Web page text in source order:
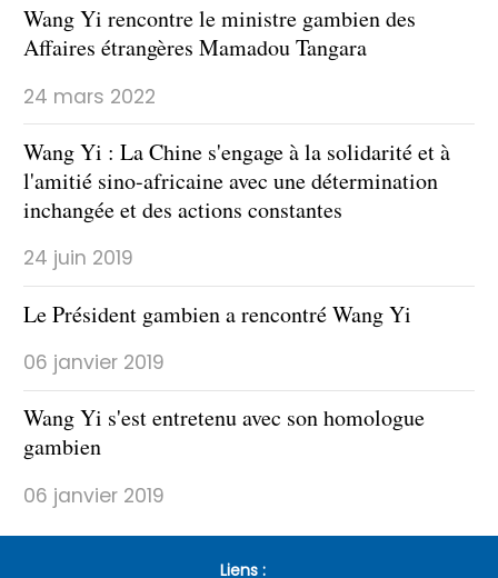
Wang Yi rencontre le ministre gambien des
Affaires étrangères Mamadou Tangara
24 mars 2022
Wang Yi : La Chine s'engage à la solidarité et à
l'amitié sino-africaine avec une détermination
inchangée et des actions constantes
24 juin 2019
Le Président gambien a rencontré Wang Yi
06 janvier 2019
Wang Yi s'est entretenu avec son homologue
gambien
06 janvier 2019
Liens :